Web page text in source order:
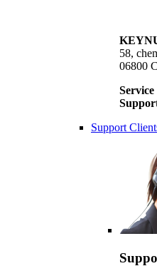
58,
06800
Support